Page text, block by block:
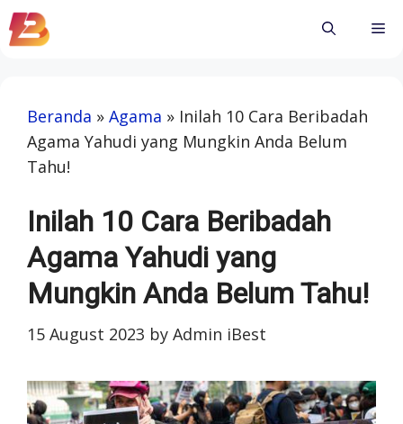
Skip
to
Beranda » Agama » Inilah 10 Cara Beribadah
Agama Yahudi yang Mungkin Anda Belum
Tahu!
Inilah 10 Cara Beribadah
Agama Yahudi yang
Mungkin Anda Belum Tahu!
15 August 2023 by Admin iBest